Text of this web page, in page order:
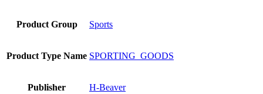
Product Group Sports
Product Type Name SPORTING_GOODS
Publisher H-Beaver